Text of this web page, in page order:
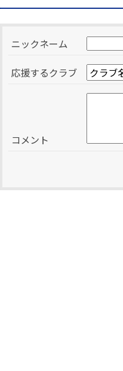
ニックネーム
応援するクラブ
コメント